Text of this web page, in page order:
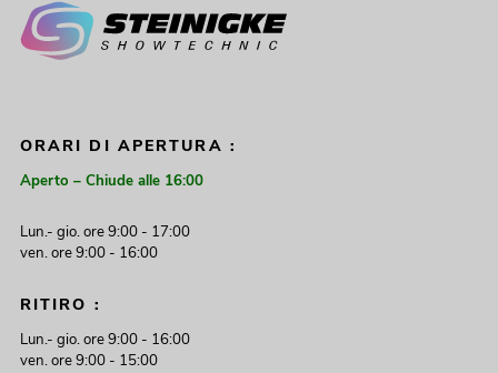
ORARI DI APERTURA :
Aperto – Chiude alle 16:00
Lun.- gio. ore 9:00 - 17:00
ven. ore 9:00 - 16:00
RITIRO :
Lun.- gio. ore 9:00 - 16:00
ven. ore 9:00 - 15:00